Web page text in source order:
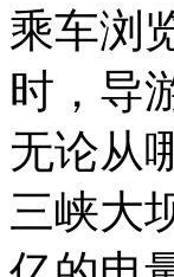
乘车浏
时，导
无论从
三峡大